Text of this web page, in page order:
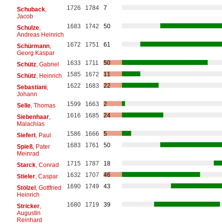
Schuback,
Jacob
1726 1784 7
Schulze,
Andreas Heinrich
1683 1742 50
Schürmann,
Georg Kaspar
1672 1751 61
Schütz, Gabriel 1633 1711
50
Schütz, Heinrich 1585 1672
11
Sebastiani,
Johann
1622 1683 22
Selle, Thomas 1599 1663
2
Siebenhaar,
Malachias
1616 1685 24
Siefert, Paul 1586 1666
5
Spieß, Pater
Meinrad
1683 1761 50
Starck, Conrad 1715 1787
18
Stieler, Caspar 1632 1707
46
Stölzel, Gottfried
Heinrich
1690 1749 43
Stricker,
Augustin
Reinhard
1680 1719 39